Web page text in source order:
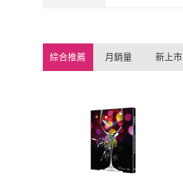
綜合推薦 月銷量 新上市